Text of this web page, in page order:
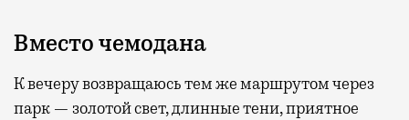
Вместо чемодана
К вечеру возвращаюсь тем же маршрутом через
парк — золотой свет, длинные тени, приятное